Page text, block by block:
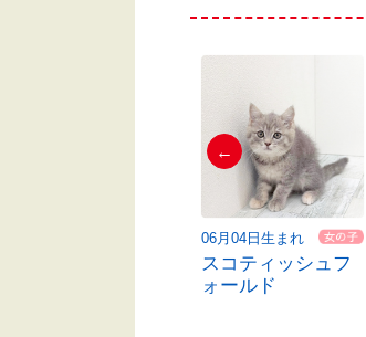
←
06月04日生まれ
スコティッシュフ
ォールド